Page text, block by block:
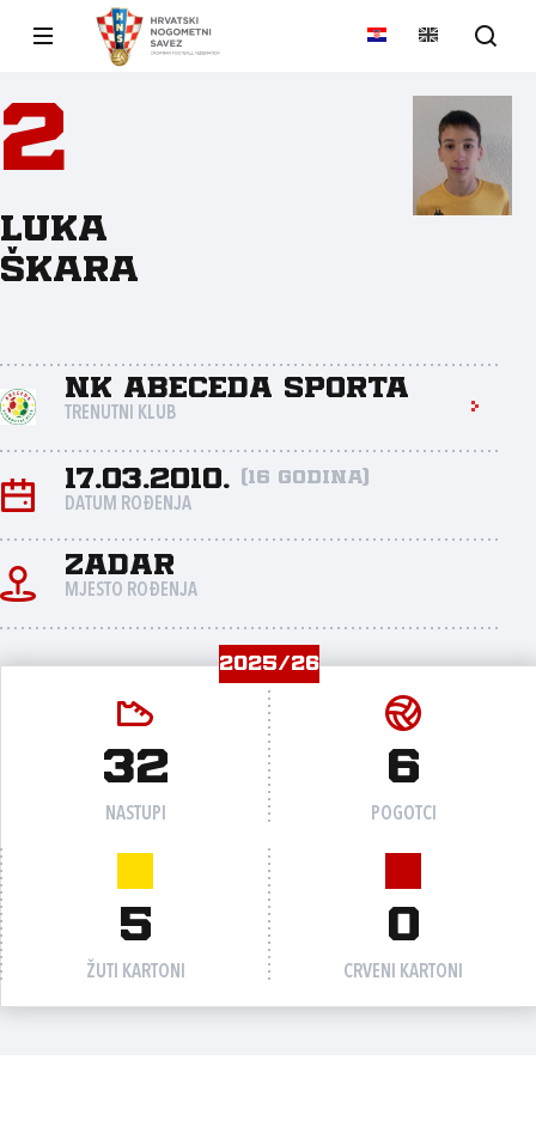
2
Luka
Škara
NK Abeceda sporta
TRENUTNI KLUB
17.03.2010. (16 godina)
DATUM ROĐENJA
Zadar
MJESTO ROĐENJA
2025/26
32
NASTUPI
6
POGOTCI
5
ŽUTI KARTONI
0
CRVENI KARTONI